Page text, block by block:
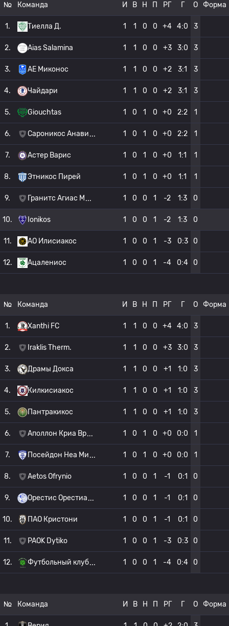
№ Команда И В Н П РГ Г О Форма
1. Тиелла Д. 1 1 0 0 +4 4:0 3
2. Aias Salamina 1 1 0 0 +3 3:0 3
3. AE Миконос 1 1 0 0 +2 3:1 3
4. Чайдари 1 1 0 0 +2 3:1 3
5. Giouchtas 1 0 1 0 +0 2:2 1
6. Сароникос Анави 1 0 1 0 +0 2:2 1
7. Астер Варис 1 0 1 0 +0 1:1 1
8. Этникос Пирей 1 0 1 0 +0 1:1 1
9. Гранитс Агиас М 1 0 0 1 -2 1:3 0
10. Ionikos 1 0 0 1 -2 1:3 0
11. AO Илисиакос 1 0 0 1 -3 0:3 0
12. Ацалениос 1 0 0 1 -4 0:4 0
№ Команда И В Н П РГ Г О Форма
1. Xanthi FC 1 1 0 0 +4 4:0 3
2. Iraklis Therm. 1 1 0 0 +3 3:0 3
3. Драмы Докса 1 1 0 0 +1 1:0 3
4. Килкисиакос 1 1 0 0 +1 1:0 3
5. Пантракикос 1 1 0 0 +1 1:0 3
6. Аполлон Криа Вр 1 0 1 0 +0 0:0 1
7. Посейдон Неа Ми 1 0 1 0 +0 0:0 1
8. Aetos Ofrynio 1 0 0 1 -1 0:1 0
9. Орестис Орестиа 1 0 0 1 -1 0:1 0
10. ПАО Кристони 1 0 0 1 -1 0:1 0
11. PAOK Dytiko 1 0 0 1 -3 0:3 0
12. Футбольный клуб 1 0 0 1 -4 0:4 0
№ Команда И В Н П РГ Г О Форма